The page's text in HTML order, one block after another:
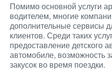
Помимо основной услуги
водителем, многие
дополнительные сервисы
клиентов. Среди таких
предоставление детского
автомобиле, возможность
закусок во время поездки.